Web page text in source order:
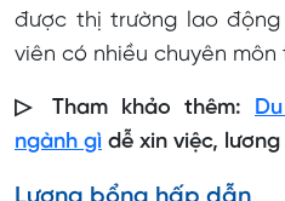
được thị trường lao động
viên có nhiều chuyên môn
▷ Tham khảo thêm:
ngành gì dễ xin việc, lương